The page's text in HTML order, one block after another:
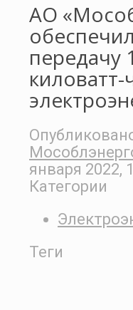
АО
передачу
киловатт-
января 2022,
Категории
Теги